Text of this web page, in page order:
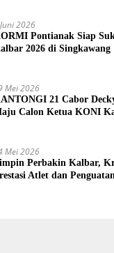
2026
Pontianak Siap
2026 di Singkawang
Mei 2026
21 Cabor
Calon Ketua KONI
Mei 2026
Perbakin Kalbar,
Atlet dan